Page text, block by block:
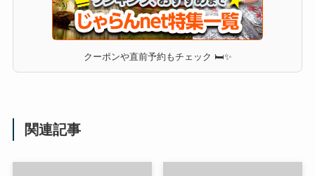
クーポンや直前予約もチェック 🛏✨
関連記事